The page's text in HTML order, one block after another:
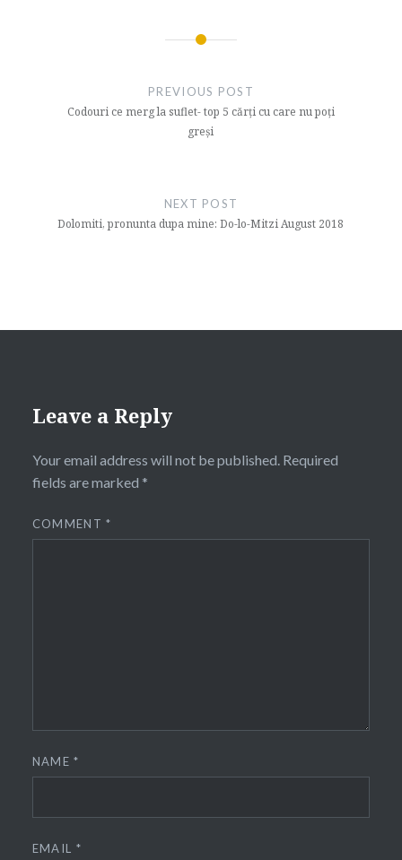
PREVIOUS POST
Codouri ce merg la suflet- top 5 cărți cu care nu poți
greși
NEXT POST
Dolomiti, pronunta dupa mine: Do-lo-Mitzi August 2018
Leave a Reply
Your email address will not be published. Required
fields are marked *
COMMENT*
NAME*
EMAIL *